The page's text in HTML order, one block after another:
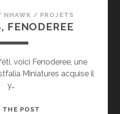
NHAWK / PROJETS
FENODEREE
voici Fenoderee, une
Miniatures acquise il
y…
THE POST